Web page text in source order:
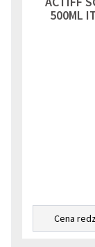
500ML
Cena